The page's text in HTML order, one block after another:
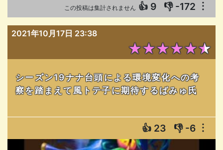
この投稿は集計されません 👍 9 👎 -172 ︙
2021年10月17日 23:38
★★★★★★
シーズン19ナナ台頭による環境変化への考
察を踏まえて風トテ子に期待するばみゅ氏
👍 23 👎 -6 ︙